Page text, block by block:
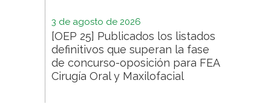
3 de agosto de 2026
[OEP 25] Publicados los listados
definitivos que superan la fase
de concurso-oposición para FEA
Cirugía Oral y Maxilofacial